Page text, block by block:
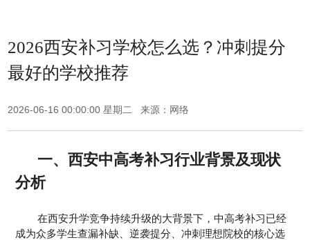
2026西安补习学校怎么选？冲刺提分
最好的学校推荐
2026-06-16 00:00:00 星期二 来源：网络
一、西安中高考补习行业背景及现状
分析
在西安升学竞争持续升级的大背景下，中高考补习已经
成为众多学生查漏补缺、逆袭提分、冲刺理想院校的核心选